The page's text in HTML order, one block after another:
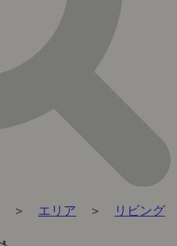
＞ エリア ＞ リビング